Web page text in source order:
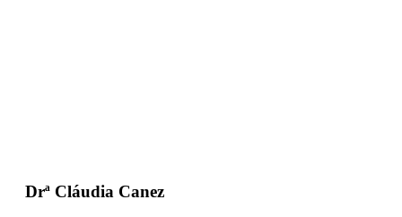
Drª Cláudia Canez